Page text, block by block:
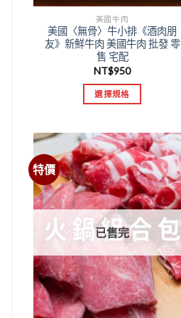
美國牛肉
美國〈無骨〉牛小排《酒肉朋
友》新鮮牛肉 美國牛肉 批發 零
售 宅配
NT$950
選擇規格
特價
已售完